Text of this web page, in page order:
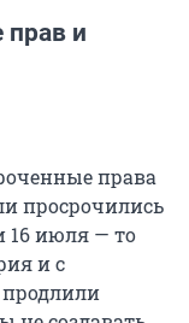
прав и
права
просрочились
16 июля — то
и с